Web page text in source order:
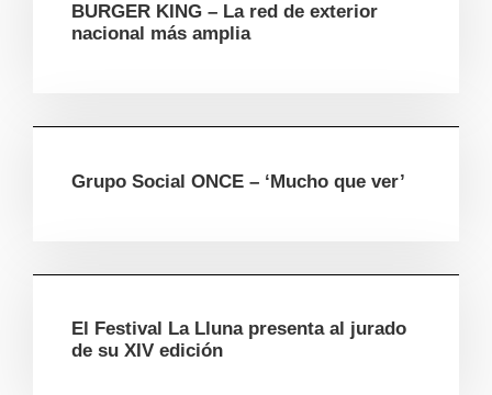
BURGER KING – La red de exterior
nacional más amplia
Grupo Social ONCE – ‘Mucho que ver’
El Festival La Lluna presenta al jurado
de su XIV edición